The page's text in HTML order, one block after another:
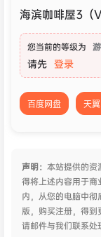
海滨咖啡屋3（
您当前的等级为
请先 登录
百度网盘 天
声明： 本站提供的资
得将上述内容用于
内，从您的电脑中
版，购买注册，得
请邮件与我们联系处